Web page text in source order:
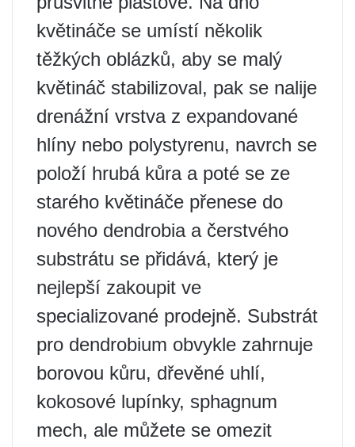
květináče se umístí několik
těžkých oblázků, aby se malý
květináč stabilizoval, pak se nalije
drenážní vrstva z expandované
hlíny nebo polystyrenu, navrch se
položí hrubá kůra a poté se ze
starého květináče přenese do
nového dendrobia a čerstvého
substrátu se přidává, který je
nejlepší zakoupit ve
specializované prodejně. Substrát
pro dendrobium obvykle zahrnuje
borovou kůru, dřevěné uhlí,
kokosové lupínky, sphagnum
mech, ale můžete se omezit